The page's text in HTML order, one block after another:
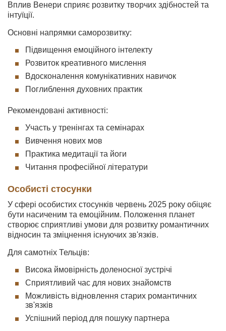
Вплив Венери сприяє розвитку творчих здібностей та
інтуїції.
Основні напрямки саморозвитку:
Підвищення емоційного інтелекту
Розвиток креативного мислення
Вдосконалення комунікативних навичок
Поглиблення духовних практик
Рекомендовані активності:
Участь у тренінгах та семінарах
Вивчення нових мов
Практика медитації та йоги
Читання професійної літератури
Особисті стосунки
У сфері особистих стосунків червень 2025 року обіцяє
бути насиченим та емоційним. Положення планет
створює сприятливі умови для розвитку романтичних
відносин та зміцнення існуючих зв'язків.
Для самотніх Тельців:
Висока ймовірність доленосної зустрічі
Сприятливий час для нових знайомств
Можливість відновлення старих романтичних
зв'язків
Успішний період для пошуку партнера